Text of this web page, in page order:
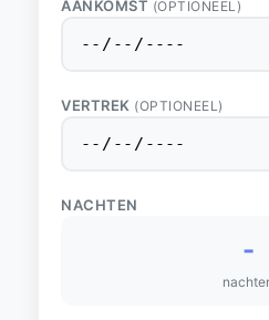
AANKOMST (OPTIONEEL)
VERTREK (OPTIONEEL)
NACHTEN
-